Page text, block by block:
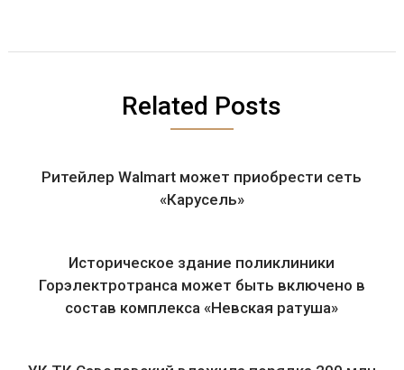
Related Posts
Ритейлер Walmart может приобрести сеть
«Карусель»
Историческое здание поликлиники
Горэлектротранса может быть включено в
состав комплекса «Невская ратуша»